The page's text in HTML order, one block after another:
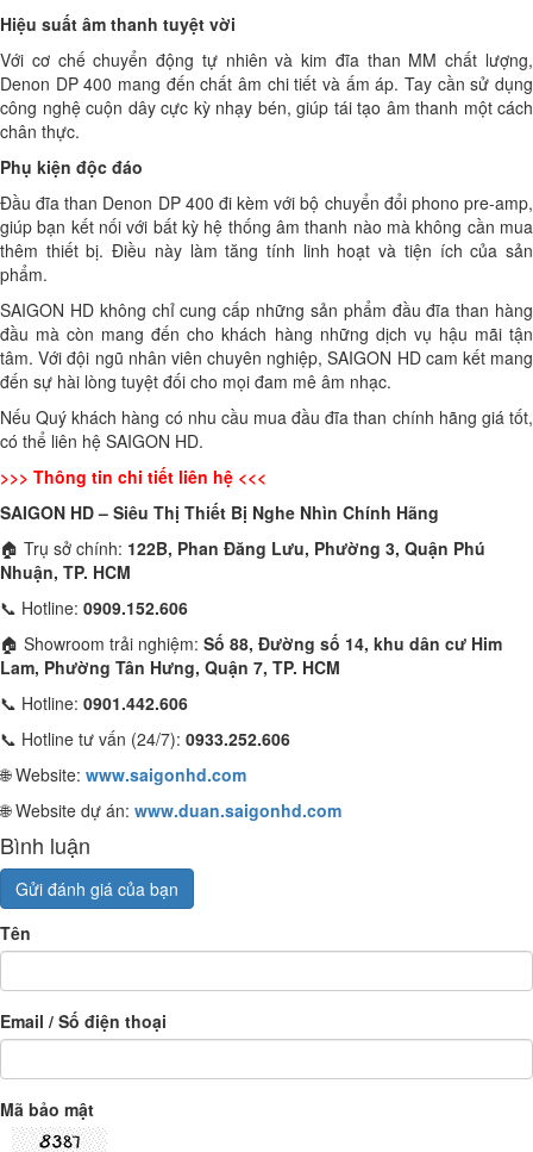
Hiệu suất âm thanh tuyệt vời
Với cơ chế chuyển động tự nhiên và kim đĩa than MM chất lượng,
Denon DP 400 mang đến chất âm chi tiết và ấm áp. Tay cần sử dụng
công nghệ cuộn dây cực kỳ nhạy bén, giúp tái tạo âm thanh một cách
chân thực.
Phụ kiện độc đáo
Đầu đĩa than Denon DP 400 đi kèm với bộ chuyển đổi phono pre-amp,
giúp bạn kết nối với bất kỳ hệ thống âm thanh nào mà không cần mua
thêm thiết bị. Điều này làm tăng tính linh hoạt và tiện ích của sản
phẩm.
SAIGON HD không chỉ cung cấp những sản phẩm đầu đĩa than hàng
đầu mà còn mang đến cho khách hàng những dịch vụ hậu mãi tận
tâm. Với đội ngũ nhân viên chuyên nghiệp, SAIGON HD cam kết mang
đến sự hài lòng tuyệt đối cho mọi đam mê âm nhạc.
Nếu Quý khách hàng có nhu cầu mua đầu đĩa than chính hãng giá tốt,
có thể liên hệ SAIGON HD.
>>> Thông tin chi tiết liên hệ <<<
SAIGON HD – Siêu Thị Thiết Bị Nghe Nhìn Chính Hãng
🏠 Trụ sở chính: 122B, Phan Đăng Lưu, Phường 3, Quận Phú
Nhuận, TP. HCM
📞 Hotline: 0909.152.606
🏠 Showroom trải nghiệm: Số 88, Đường số 14, khu dân cư Him
Lam, Phường Tân Hưng, Quận 7, TP. HCM
📞 Hotline: 0901.442.606
📞 Hotline tư vấn (24/7): 0933.252.606
🌐 Website: www.saigonhd.com
🌐 Website dự án: www.duan.saigonhd.com
Bình luận
Gửi đánh giá của bạn
Tên
Email / Số điện thoại
Mã bảo mật